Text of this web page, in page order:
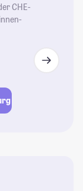
CHE-